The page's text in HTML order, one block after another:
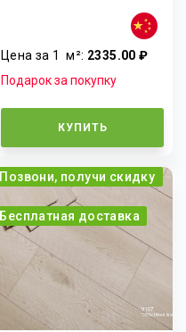
Цена за 1м²: 2335.00 ₽
Подарок за покупку
КУПИТЬ
Позвони, получи скидку
Бесплатная доставка